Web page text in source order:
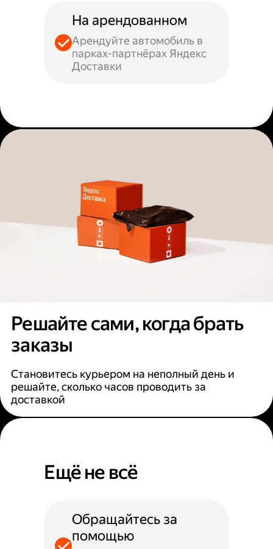
На арендованном
Арендуйте автомобиль в
парках-партнёрах Яндекс
Доставки
Решайте сами, когда брать
заказы
Становитесь курьером на неполный день и
решайте, сколько часов проводить за
доставкой
Ещё не всё
Обращайтесь за
помощью